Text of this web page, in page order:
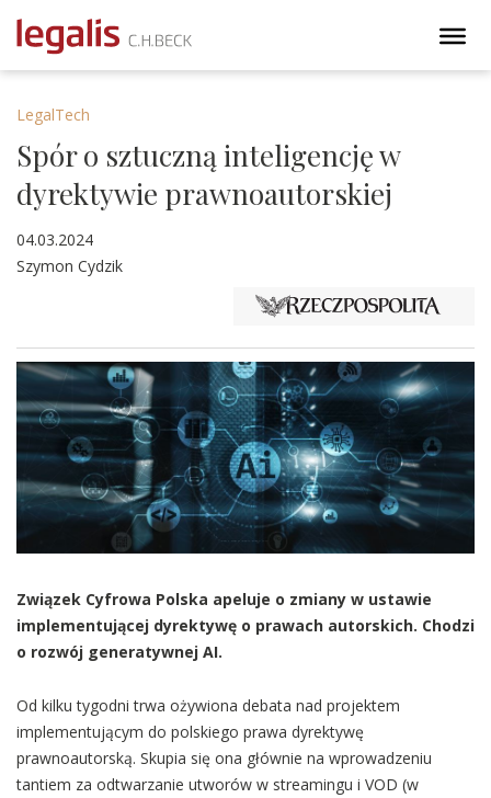
LegalTech
Spór o sztuczną inteligencję w
dyrektywie prawnoautorskiej
04.03.2024
Szymon Cydzik
Związek Cyfrowa Polska apeluje o zmiany w ustawie
implementującej dyrektywę o prawach autorskich. Chodzi
o rozwój generatywnej AI.
Od kilku tygodni trwa ożywiona debata nad projektem
implementującym do polskiego prawa dyrektywę
prawnoautorską. Skupia się ona głównie na wprowadzeniu
tantiem za odtwarzanie utworów w streamingu i VOD (w